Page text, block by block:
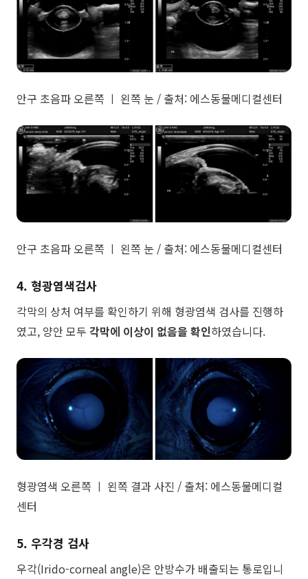
안구 초음파 오른쪽 ㅣ 왼쪽 눈 / 출처: 에스동물메디컬센터
안구 초음파 오른쪽 ㅣ 왼쪽 눈 / 출처: 에스동물메디컬센터
4. 형광염색검사
각막의 상처 여부를 확인하기 위해 형광염색 검사를 진행하
였고, 양안 모두 각막에 이상이 없음을 확인하였습니다.
형광염색 오른쪽 ㅣ 왼쪽 결과 사진 / 출처: 에스동물메디컬
센터
5. 우각경 검사
우각(Irido-corneal angle)은 안방수가 배출되는 통로입니